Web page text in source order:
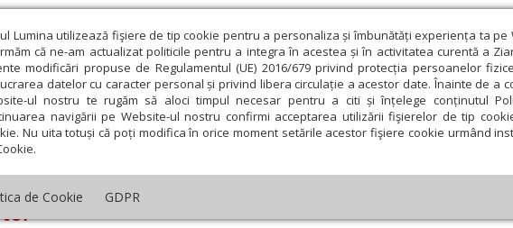
Lumina utilizează fişiere de tip cookie pentru a personaliza și îmbunătăți experiența ta pe
că ne-am actualizat politicile pentru a integra în acestea și în activitatea curentă a
modificări propuse de Regulamentul (UE) 2016/679 privind protecția persoanelor
datelor cu caracter personal și privind libera circulație a acestor date. Înainte de a
ul nostru te rugăm să aloci timpul necesar pentru a citi și înțelege conținutul
navigării pe Website-ul nostru confirmi acceptarea utilizării fişierelor de tip
Nu uita totuși că poți modifica în orice moment setările acestor fişiere cookie urmând
de Cookie GDPR
Teologie și spiritualitate Educaţie și Cultură Societate